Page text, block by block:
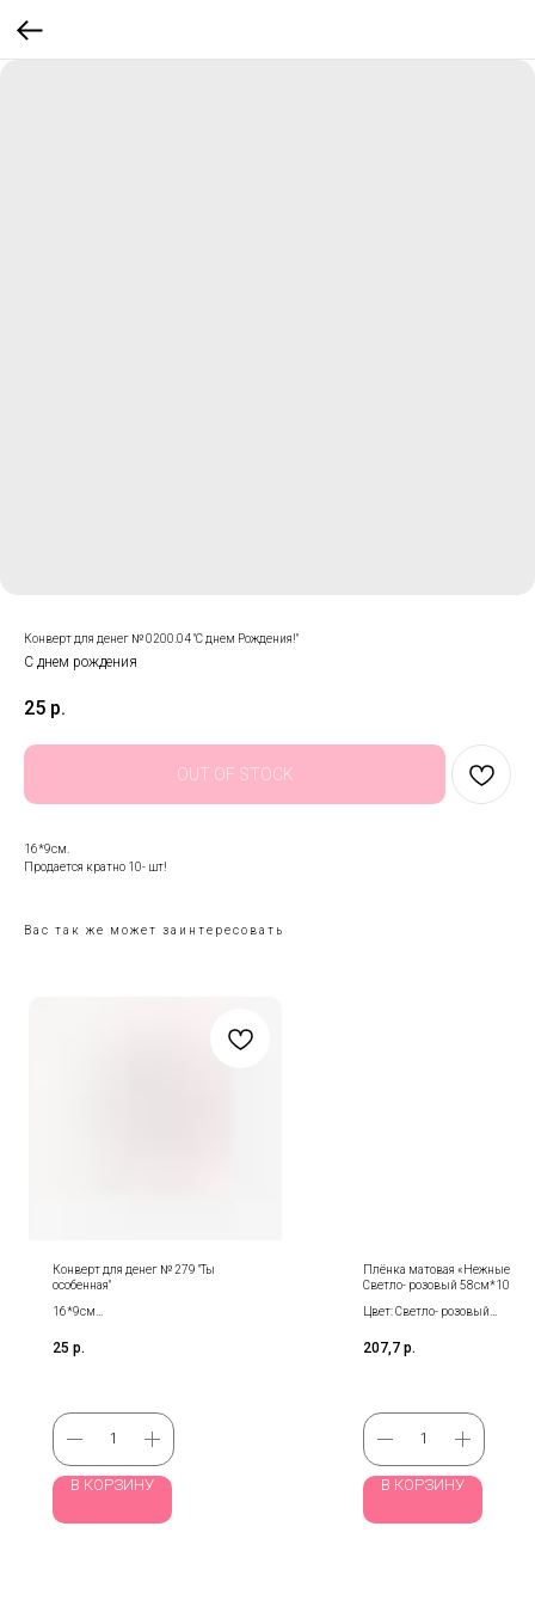
Конверт для денег № 0200.04 "С днем Рождения!"
С днем рождения
25 р.
OUT OF STOCK
16*9см.
Продается кратно 10- шт!
Вас так же может заинтересовать
Конверт для денег № 279 "Ты
особенная"
16*9см
25 р.
В КОРЗИНУ
Плёнка матовая «Нежные
Светло- розовый 58см*10м,
Цвет: Светло- розовый
Толщина: 65 мкр
207,7 р.
В КОРЗИНУ